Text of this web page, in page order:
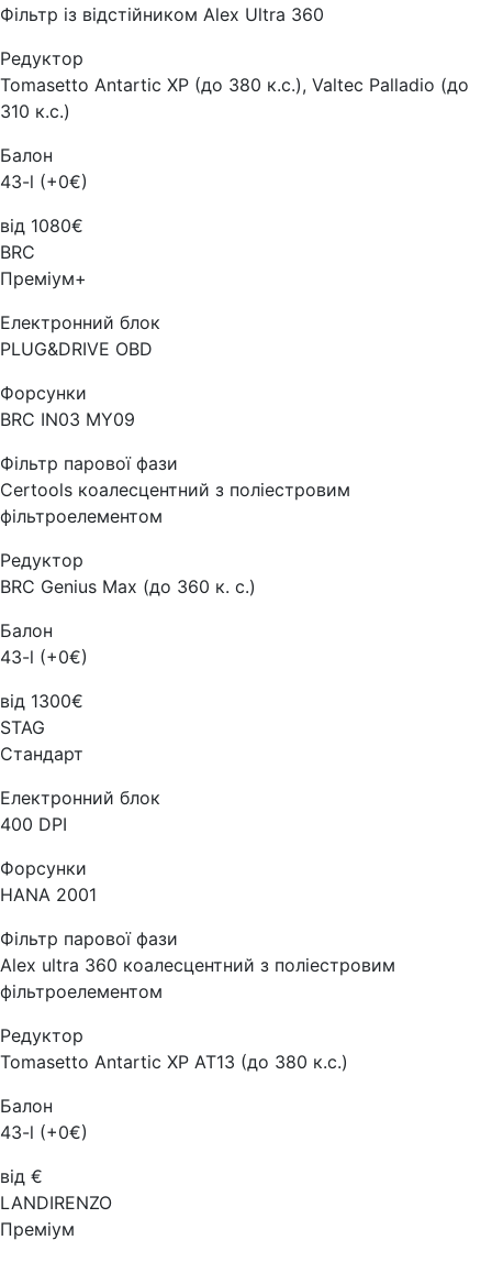
Фільтр із відстійником Alex Ultra 360
Редуктор
Tomasetto Antartic XP (до 380 к.с.), Valtec Palladio (до
310 к.с.)
Балон
43-l (+0€)
від 1080€
BRC
Преміум+
Електронний блок
PLUG&DRIVE OBD
Форсунки
BRC IN03 MY09
Фільтр парової фази
Certools коалесцентний з поліестровим
фільтроелементом
Редуктор
BRC Genius Max (до 360 к. с.)
Балон
43-l (+0€)
від 1300€
STAG
Стандарт
Електронний блок
400 DPI
Форсунки
HANA 2001
Фільтр парової фази
Alex ultra 360 коалесцентний з поліестровим
фільтроелементом
Редуктор
Tomasetto Antartic XP AT13 (до 380 к.с.)
Балон
43-l (+0€)
від €
LANDIRENZO
Преміум